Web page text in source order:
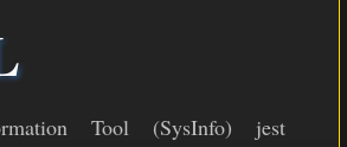
Tool (SysInfo) jest